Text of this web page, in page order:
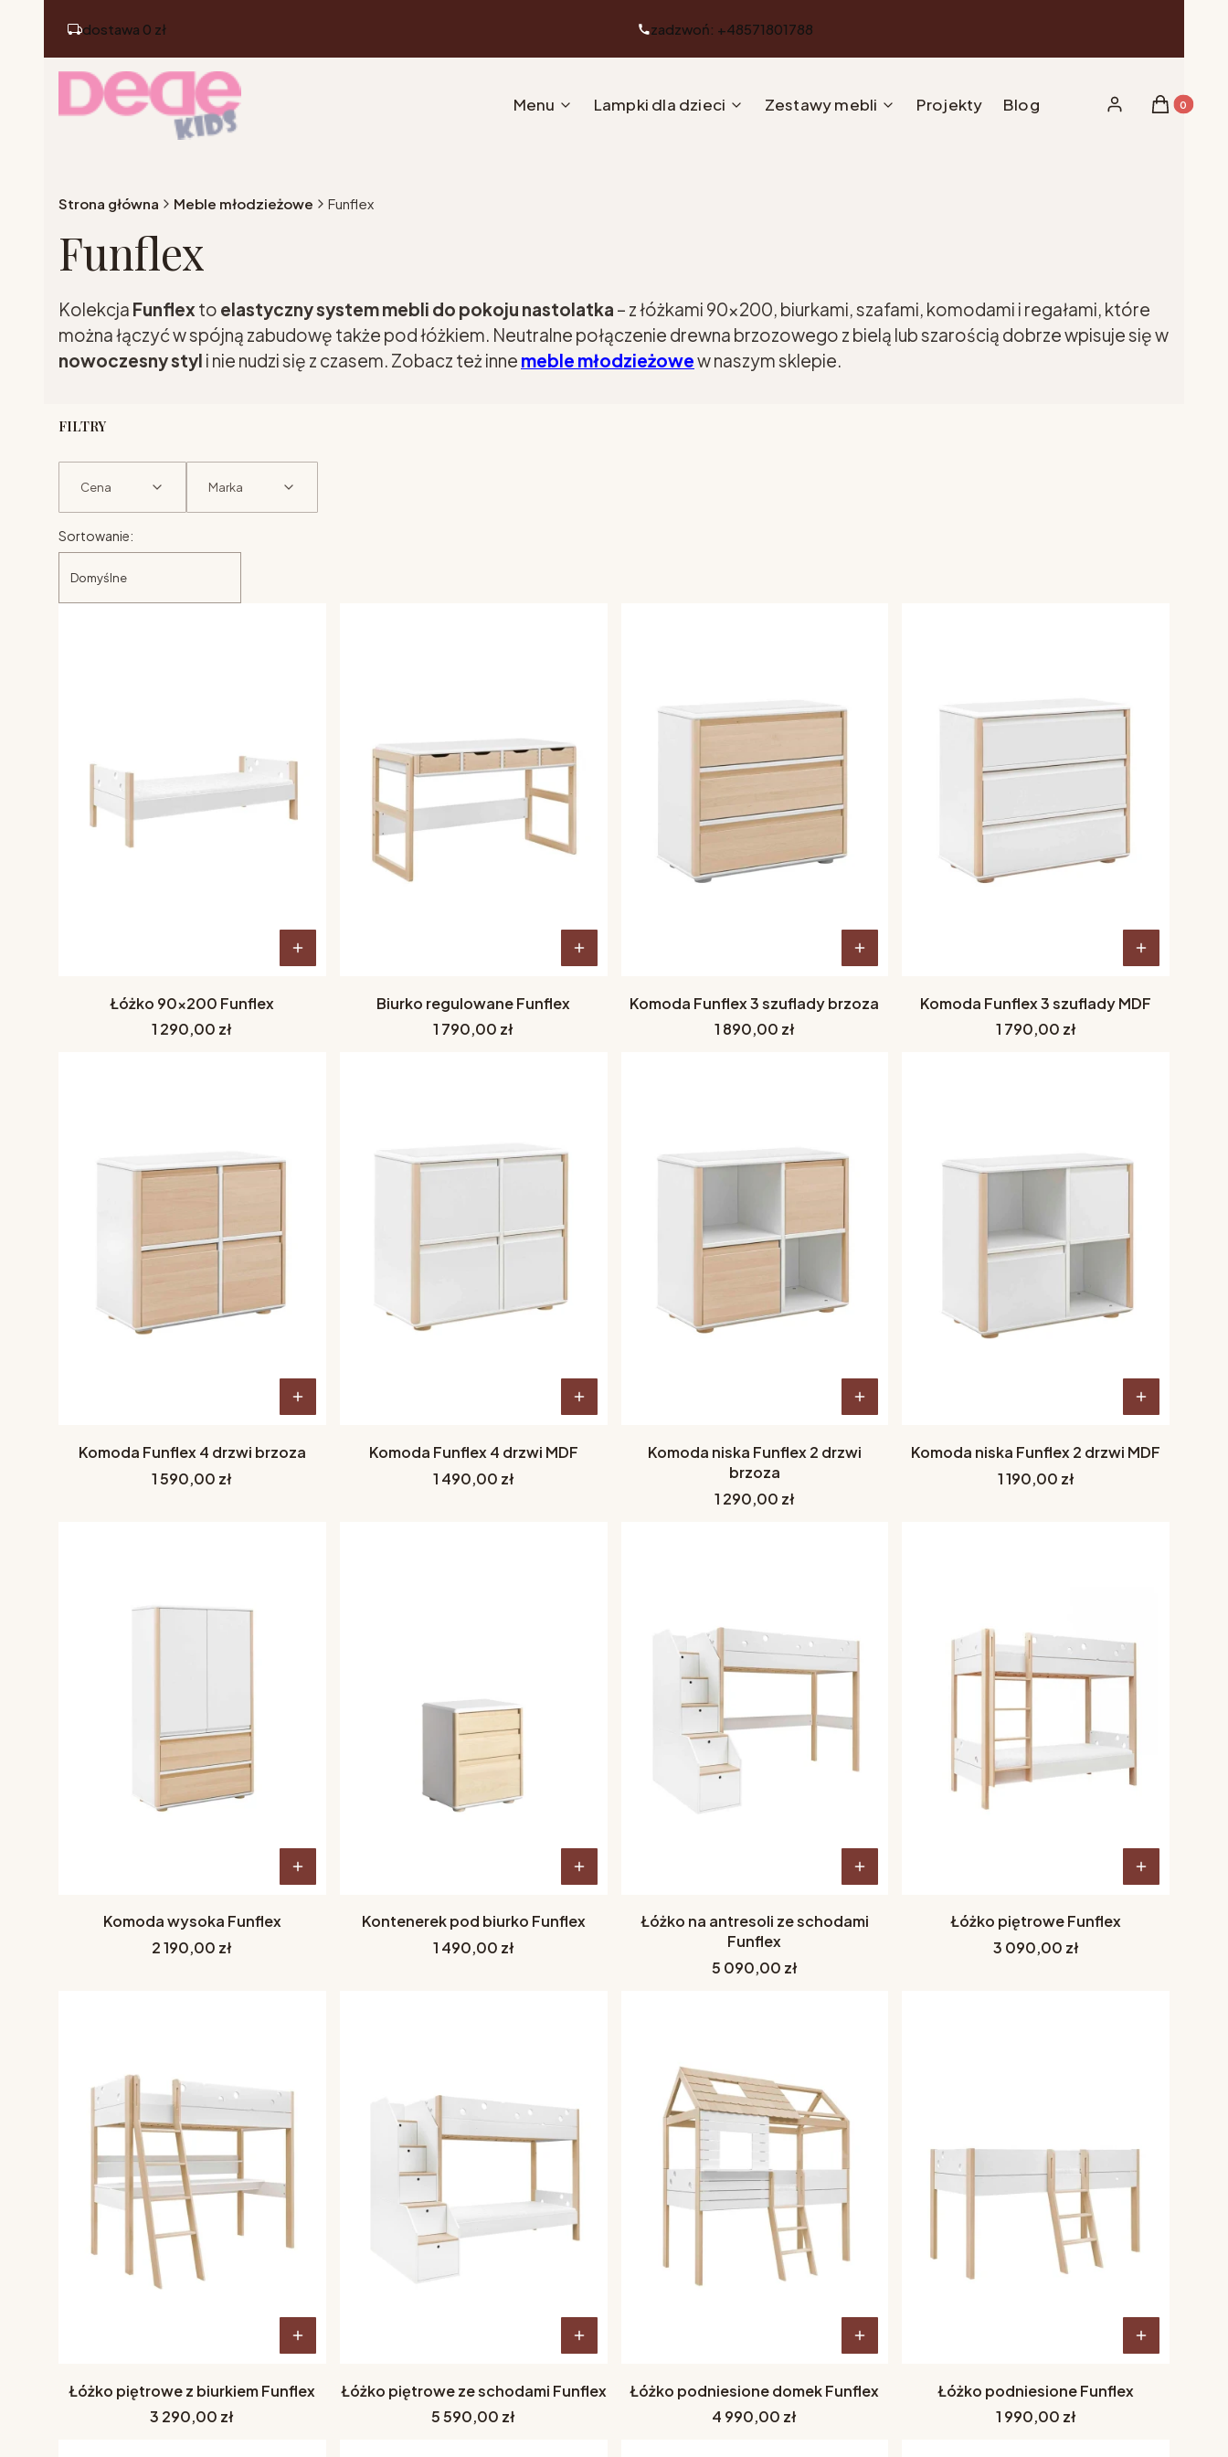
dostawa 0 zł zadzwoń: +48571801788
Menu Lampki dla dzieci Zestawy mebli Projekty Blog Zaloguj sięProdukty
Koszyk
Strona główna Meble młodzieżowe Funflex
Funflex
Kolekcja Funflex to elastyczny system mebli do pokoju nastolatka – z łóżkami 90x200, biurkami, szafami, komodami i regałami, które
można łączyć w spójną zabudowę także pod łóżkiem. Neutralne połączenie drewna brzozowego z bielą lub szarością dobrze wpisuje się w
nowoczesny styl i nie nudzi się z czasem. Zobacz też inne meble młodzieżowew naszym sklepie.
FILTRY
Cena Marka
Koniec filtrów
Lista produktów
Sortowanie:
Domyślne
Łóżko 90x200 Funflex
Cena
1 290,00 zł
Biurko regulowane Funflex
Cena
1 790,00 zł
Komoda Funflex 3 szuflady brzoza
Cena
1 890,00 zł
Komoda Funflex 3 szuflady MDF
Cena
1 790,00 zł
Komoda Funflex 4 drzwi brzoza
Cena
1 590,00 zł
Komoda Funflex 4 drzwi MDF
Cena
1 490,00 zł
Komoda niska Funflex 2 drzwi
brzoza
Cena
1 290,00 zł
Komoda niska Funflex 2 drzwi MDF
Cena
1 190,00 zł
Komoda wysoka Funflex
Cena
2 190,00 zł
Kontenerek pod biurko Funflex
Cena
1 490,00 zł
Łóżko na antresoli ze schodami
Funflex
Cena
5 090,00 zł
Łóżko piętrowe Funflex
Cena
3 090,00 zł
Łóżko piętrowe z biurkiem Funflex
Cena
3 290,00 zł
Łóżko piętrowe ze schodami Funflex
Cena
5 590,00 zł
Łóżko podniesione domek Funflex
Cena
4 990,00 zł
Łóżko podniesione Funflex
Cena
1 990,00 zł